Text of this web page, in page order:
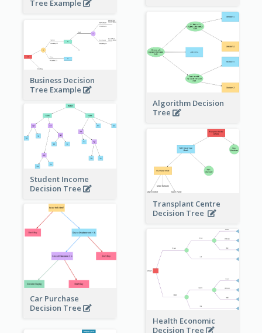
Tree Example
Algorithm Decision
Tree
Business Decision
Tree Example
Student Income
Decision Tree
Transplant Centre
Decision Tree
Car Purchase
Decision Tree
Health Economic
Decision Tree